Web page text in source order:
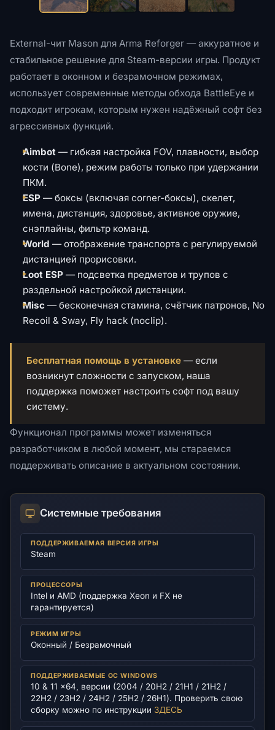
External-чит Mason для Arma Reforger — аккуратное и
стабильное решение для Steam-версии игры. Продукт
работает в оконном и безрамочном режимах,
использует современные методы обхода BattleEye и
подходит игрокам, которым нужен надёжный софт без
агрессивных функций.
Aimbot — гибкая настройка FOV, плавности, выбор
кости (Bone), режим работы только при удержании
ПКМ.
ESP — боксы (включая corner-боксы), скелет,
имена, дистанция, здоровье, активное оружие,
снэплайны, фильтр команд.
World — отображение транспорта с регулируемой
дистанцией прорисовки.
Loot ESP — подсветка предметов и трупов с
раздельной настройкой дистанции.
Misc — бесконечная стамина, счётчик патронов, No
Recoil & Sway, Fly hack (noclip).
Бесплатная помощь в установке — если
возникнут сложности с запуском, наша
поддержка поможет настроить софт под вашу
систему.
Функционал программы может изменяться
разработчиком в любой момент, мы стараемся
поддерживать описание в актуальном состоянии.
Системные требования
ПОДДЕРЖИВАЕМАЯ ВЕРСИЯ ИГРЫ
Steam
ПРОЦЕССОРЫ
Intel и AMD (поддержка Xeon и FX не
гарантируется)
РЕЖИМ ИГРЫ
Оконный / Безрамочный
ПОДДЕРЖИВАЕМЫЕ ОС WINDOWS
10 & 11 x64, версии (2004 / 20H2 / 21H1 / 21H2 /
22H2 / 23H2 / 24H2 / 25H2 / 26H1). Проверить свою
сборку можно по инструкции ЗДЕСЬ